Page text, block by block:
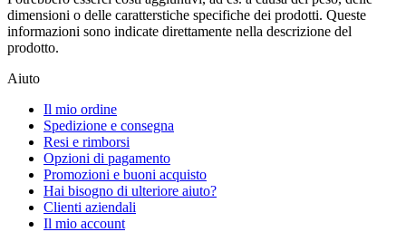
dimensioni o delle caratterstiche specifiche dei prodotti. Queste
informazioni sono indicate direttamente nella descrizione del
prodotto.
Aiuto
Il mio ordine
Spedizione e consegna
Resi e rimborsi
Opzioni di pagamento
Promozioni e buoni acquisto
Hai bisogno di ulteriore aiuto?
Clienti aziendali
Il mio account